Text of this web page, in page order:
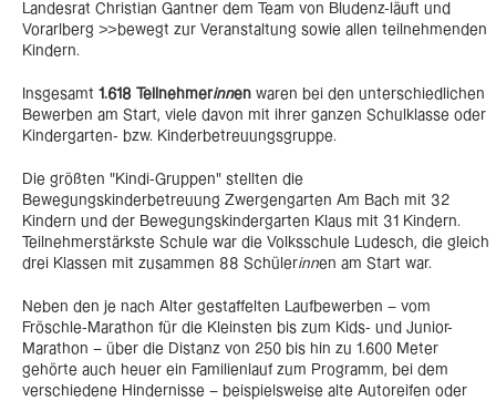
Landesrat Christian Gantner dem Team von Bludenz-läuft und
Vorarlberg >>bewegt zur Veranstaltung sowie allen teilnehmenden
Kindern.
Insgesamt 1.618 Teilnehmerinnen waren bei den unterschiedlichen
Bewerben am Start, viele davon mit ihrer ganzen Schulklasse oder
Kindergarten- bzw. Kinderbetreuungsgruppe.
Die größten "Kindi-Gruppen" stellten die
Bewegungskinderbetreuung Zwergengarten Am Bach mit 32
Kindern und der Bewegungskindergarten Klaus mit 31 Kindern.
Teilnehmerstärkste Schule war die Volksschule Ludesch, die gleich
drei Klassen mit zusammen 88 Schülerinnen am Start war.
Neben den je nach Alter gestaffelten Laufbewerben – vom
Fröschle-Marathon für die Kleinsten bis zum Kids- und Junior-
Marathon – über die Distanz von 250 bis hin zu 1.600 Meter
gehörte auch heuer ein Familienlauf zum Programm, bei dem
verschiedene Hindernisse – beispielsweise alte Autoreifen oder